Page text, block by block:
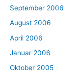
September 2006
August 2006
April 2006
Januar 2006
Oktober 2005